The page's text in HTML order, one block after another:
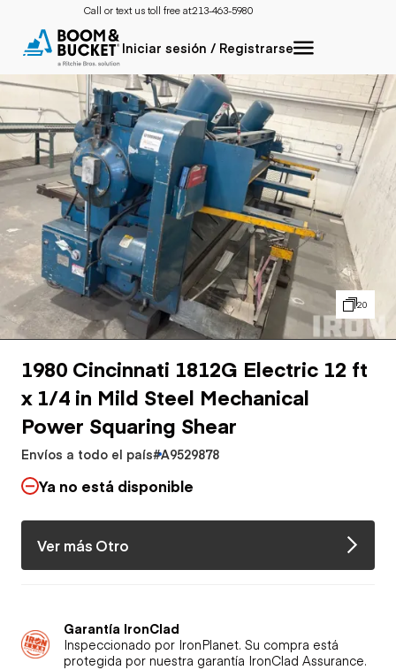
Call or text us toll free at:213-463-5980
Iniciar sesión / Registrarse
20
1980 Cincinnati 1812G Electric 12 ft
x 1/4 in Mild Steel Mechanical
Power Squaring Shear
Envíos a todo el país#A9529878
Ya no está disponible
Ver más Otro
Garantía IronClad
Inspeccionado por IronPlanet. Su compra está
protegida por nuestra garantía IronClad Assurance.